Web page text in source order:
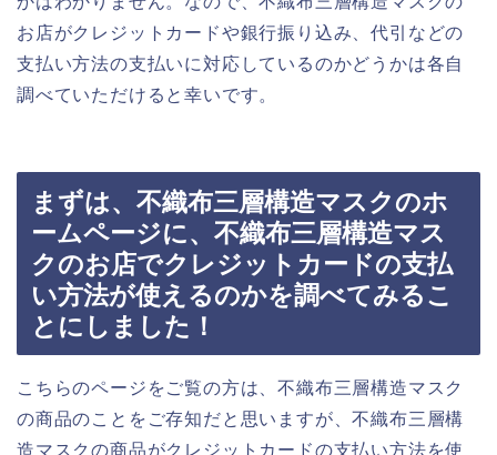
お店がクレジットカードや銀行振り込み、代引などの
支払い方法の支払いに対応しているのかどうかは各自
調べていただけると幸いです。
まずは、不織布三層構造マスクのホ
ームページに、不織布三層構造マス
クのお店でクレジットカードの支払
い方法が使えるのかを調べてみるこ
とにしました！
こちらのページをご覧の方は、不織布三層構造マスク
の商品のことをご存知だと思いますが、不織布三層構
造マスクの商品がクレジットカードの支払い方法を使